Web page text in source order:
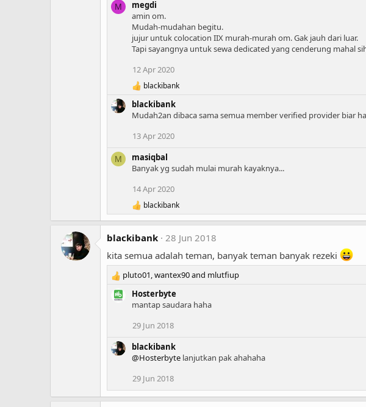
c
t
M
megdi
amin om.
Mudah-mudahan begitu.
jujur untuk colocation IIX murah-murah om. Gak jauh dari luar.
Tapi sayangnya untuk sewa dedicated yang cenderung mahal
12 Apr 2020
R
e
a
c
n
s
blackibank
blackibank
Mudah2an dibaca sama semua member verified provider biar
13 Apr 2020
M
masiqbal
Banyak yg sudah mulai murah kayaknya...
14 Apr 2020
R
e
a
c
i
o
n
:
blackibank
blackibank 28 Jun 2018
kita semua adalah teman, banyak teman banyak rezeki
R
e
a
o
n
pluto01,wantex90and mlutfiup
Hosterbyte
mantap saudara haha
29 Jun 2018
blackibank
@Hosterbyte lanjutkan pak ahahaha
29 Jun 2018